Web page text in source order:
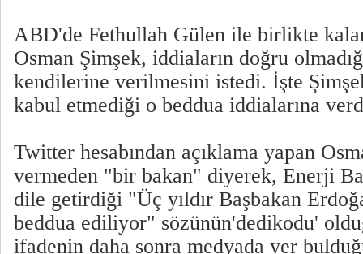
ABD'de Fethullah Gülen ile birlikte
Osman Şimşek, iddiaların doğru
kendilerine verilmesini istedi. İşte
kabul etmediği o beddua iddialarına
Twitter hesabından açıklama yapan
vermeden "bir bakan" diyerek, Enerji
dile getirdiği "Üç yıldır Başbakan
beddua ediliyor" sözünün'dedikodu'
ifadenin daha sonra medyada yer